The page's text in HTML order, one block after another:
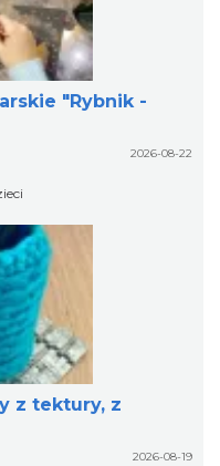
"Rybnik -
2026-08-22
z tektury, z
2026-08-19